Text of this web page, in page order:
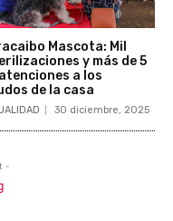
Mascota: Mil
y más de 5
a los
de la casa
30 diciembre, 2025
-